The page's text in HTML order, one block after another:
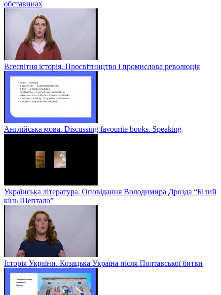
обставинах
Всесвітня історія. Просвітництво і промислова революція
Англійська мова. Discussing favourite books. Speaking
Українська література. Оповідання Володимира Дрозда “Білий
кінь Шептало”
Історія України. Козацька Україна після Полтавської битви